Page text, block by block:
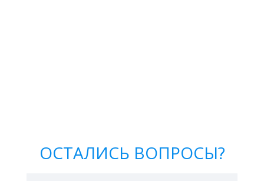
ОСТАЛИСЬ ВОПРОСЫ?